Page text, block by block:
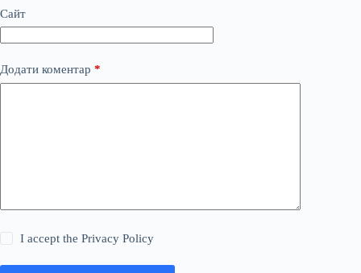
Сайт
Додати коментар *
I accept thePrivacy Policy